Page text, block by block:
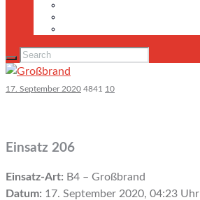
17. September 2020 4841 10
Einsatz 206
Einsatz-Art: B4 – Großbrand
Datum: 17. September 2020, 04:23 Uhr